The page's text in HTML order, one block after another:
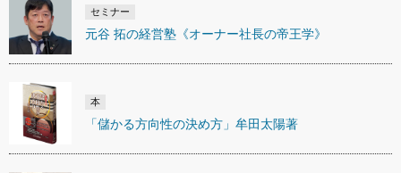
セミナー
元谷 拓の経営塾《オーナー社長の帝王学》
本
「儲かる方向性の決め方」牟田太陽著